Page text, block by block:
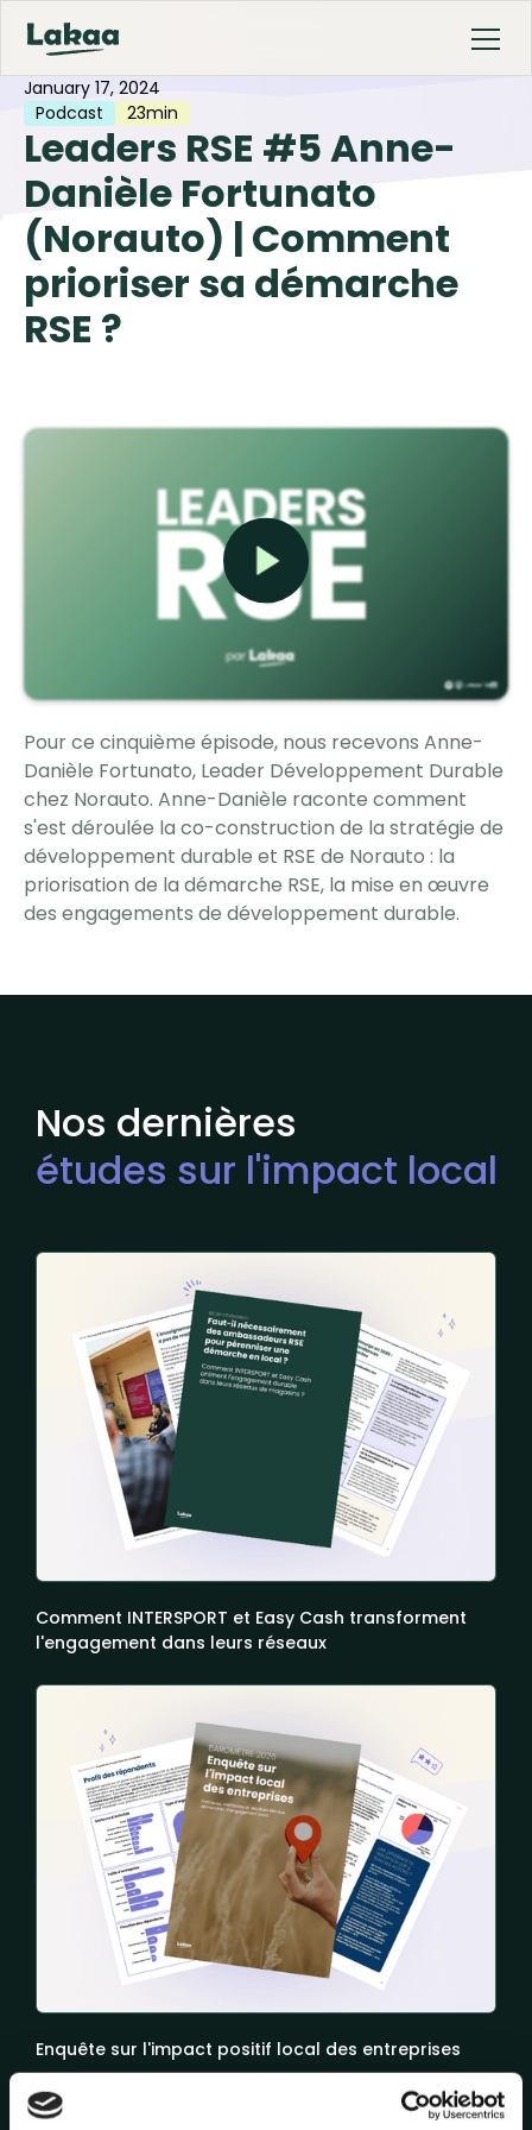
January 17, 2024
Podcast
23min
Leaders RSE #5 Anne-
Danièle Fortunato
(Norauto) | Comment
prioriser sa démarche
RSE ?
Pour ce cinquième épisode, nous recevons Anne-
Danièle Fortunato, Leader Développement Durable
chez Norauto. Anne-Danièle raconte comment
s'est déroulée la co-construction de la stratégie de
développement durable et RSE de Norauto : la
priorisation de la démarche RSE, la mise en œuvre
des engagements de développement durable.
Nos dernières
études sur l'impact local
Comment INTERSPORT et Easy Cash transforment
l'engagement dans leurs réseaux
Enquête sur l'impact positif local des entreprises